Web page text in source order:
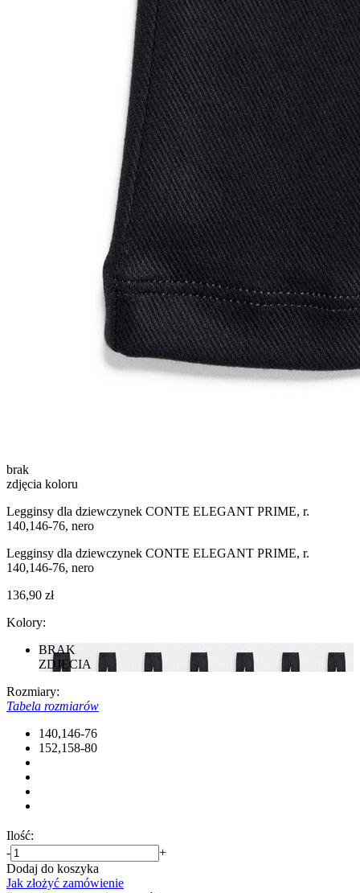
brak
zdjęcia koloru
Legginsy dla dziewczynek CONTE ELEGANT PRIME, r.
140,146-76, nero
Legginsy dla dziewczynek CONTE ELEGANT PRIME, r.
140,146-76, nero
136,90 zł
Kolory:
BRAK
ZDJĘCIA
Rozmiary:
Tabela rozmiarów
140,146-76
152,158-80
Ilość:
-
+
Dodaj do koszyka
Jak złożyć zamówienie